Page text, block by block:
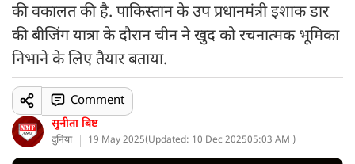
की वकालत की है. पाकिस्तान के उप प्रधानमंत्री इशाक डार
की बीजिंग यात्रा के दौरान चीन ने खुद को रचनात्मक भूमिका
निभाने के लिए तैयार बताया.
सुनीता बिष्ट
दुनिया 19 May 2025(Updated: 10 Dec 202505:03 AM )
Comment